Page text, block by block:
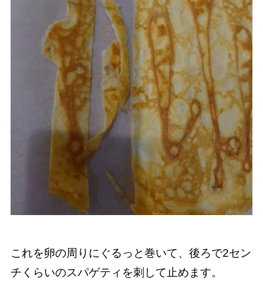
これを卵の周りにぐるっと巻いて、後ろで2セン
チくらいのスパゲティを刺して止めます。